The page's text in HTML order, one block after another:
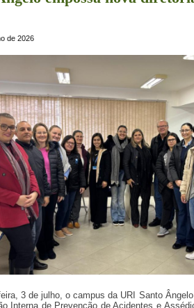
de 2026
3 de julho, o campus da URI Santo
Interna de Prevenção de Acidentes e